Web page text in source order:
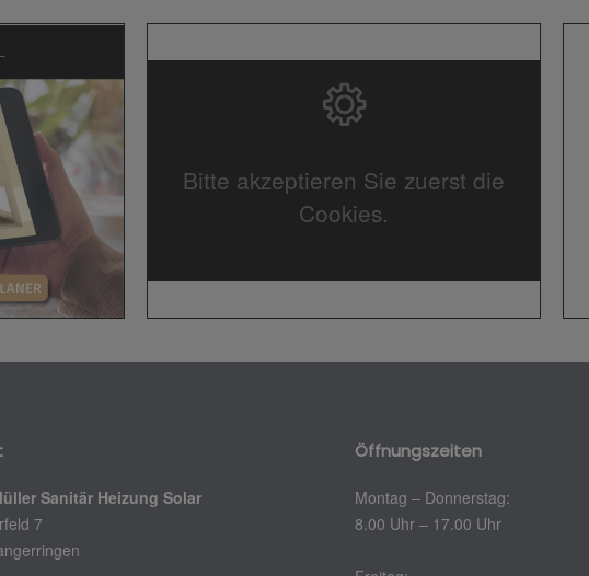
Bitte akzeptieren Sie zuerst die
Cookies.
Sanitär Heizung Solar
7
Öffnungszeiten
Montag – Donnerstag:
8.00 Uhr – 17.00 Uhr